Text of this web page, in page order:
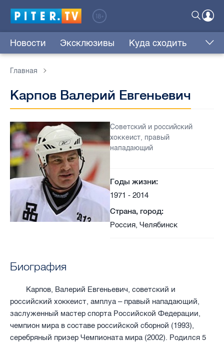
Новости Эксклюзивы Куда сходить
Главная
Карпов Валерий Евгеньевич
Советский и российский
хоккеист, правый
нападающий
Годы жизни:
1971 - 2014
Страна, город:
Россия, Челябинск
Биография
Карпов, Валерий Евгеньевич, советский и
российский хоккеист, амплуа – правый нападающий,
заслуженный мастер спорта Российской Федерации,
чемпион мира в составе российской сборной (1993),
серебряный призер Чемпионата мира (2002). Родился 5